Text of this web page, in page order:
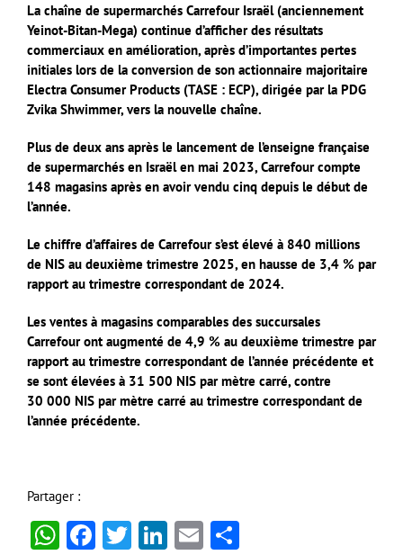
La chaîne de supermarchés Carrefour Israël (anciennement
Yeinot-Bitan-Mega) continue d’afficher des résultats
commerciaux en amélioration, après d’importantes pertes
initiales lors de la conversion de son actionnaire majoritaire
Electra Consumer Products (TASE : ECP), dirigée par la PDG
Zvika Shwimmer, vers la nouvelle chaîne.
Plus de deux ans après le lancement de l’enseigne française
de supermarchés en Israël en mai 2023, Carrefour compte
148 magasins après en avoir vendu cinq depuis le début de
l’année.
Le chiffre d’affaires de Carrefour s’est élevé à 840 millions
de NIS au deuxième trimestre 2025, en hausse de 3,4 % par
rapport au trimestre correspondant de 2024.
Les ventes à magasins comparables des succursales
Carrefour ont augmenté de 4,9 % au deuxième trimestre par
rapport au trimestre correspondant de l’année précédente et
se sont élevées à 31 500 NIS par mètre carré, contre
30 000 NIS par mètre carré au trimestre correspondant de
l’année précédente.
Partager :
WhatsApp
Facebook
Twitter
LinkedIn
Email